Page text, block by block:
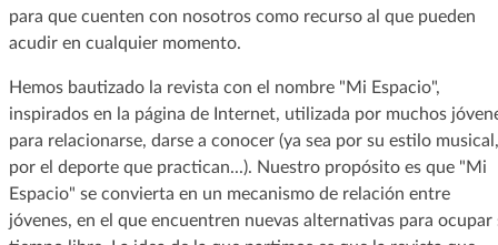
para que cuenten con nosotros como recurso al que pueden
acudir en cualquier momento.
Hemos bautizado la revista con el nombre "Mi Espacio",
inspirados en la página de Internet, utilizada por muchos
para relacionarse, darse a conocer (ya sea por su estilo musical,
por el deporte que practican...). Nuestro propósito es que "Mi
Espacio" se convierta en un mecanismo de relación entre
jóvenes, en el que encuentren nuevas alternativas para ocupar